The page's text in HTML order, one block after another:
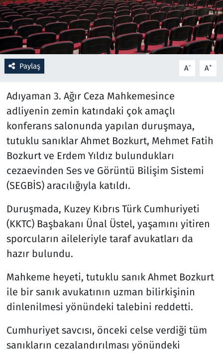
Paylaş A- A+
Adıyaman 3. Ağır Ceza Mahkemesince
adliyenin zemin katındaki çok amaçlı
konferans salonunda yapılan duruşmaya,
tutuklu sanıklar Ahmet Bozkurt, Mehmet Fatih
Bozkurt ve Erdem Yıldız bulundukları
cezaevinden Ses ve Görüntü Bilişim Sistemi
(SEGBİS) aracılığıyla katıldı.
Duruşmada, Kuzey Kıbrıs Türk Cumhuriyeti
(KKTC) Başbakanı Ünal Üstel, yaşamını yitiren
sporcuların aileleriyle taraf avukatları da
hazır bulundu.
Mahkeme heyeti, tutuklu sanık Ahmet Bozkurt
ile bir sanık avukatının uzman bilirkişinin
dinlenilmesi yönündeki talebini reddetti.
Cumhuriyet savcısı, önceki celse verdiği tüm
sanıkların cezalandırılması yönündeki
Rüya Tabirleri
Sağlık
Savunma Sanayi
Spor
Teknoloji ve Bilim
Televizyon